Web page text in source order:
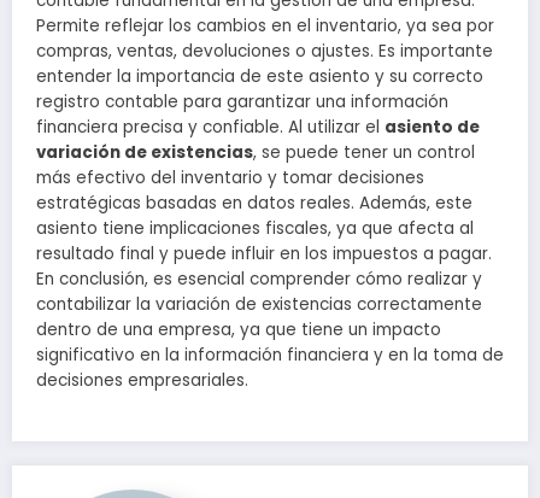
Permite reflejar los cambios en el inventario, ya sea por
compras, ventas, devoluciones o ajustes. Es importante
entender la importancia de este asiento y su correcto
registro contable para garantizar una información
financiera precisa y confiable. Al utilizar el asiento de
variación de existencias, se puede tener un control
más efectivo del inventario y tomar decisiones
estratégicas basadas en datos reales. Además, este
asiento tiene implicaciones fiscales, ya que afecta al
resultado final y puede influir en los impuestos a pagar.
En conclusión, es esencial comprender cómo realizar y
contabilizar la variación de existencias correctamente
dentro de una empresa, ya que tiene un impacto
significativo en la información financiera y en la toma de
decisiones empresariales.